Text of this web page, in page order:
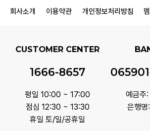
회사소개 이용약관 개인정보처리방침
CUSTOMER CENTER
1666-8657
평일 10:00 ~ 17:00
점심 12:30 ~ 13:30
휴일 토/일/공휴일
예금주
은행